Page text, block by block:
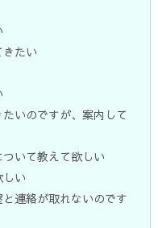
たい
いのですが、案内して
いて教えて欲しい
い
連絡が取れないのです